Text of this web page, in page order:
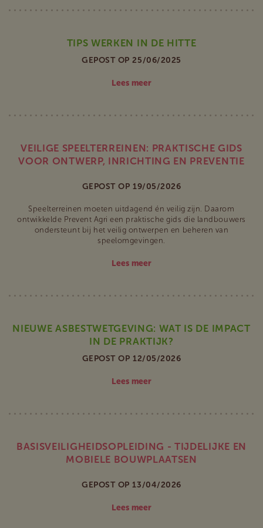
TIPS WERKEN IN DE HITTE
GEPOST OP 25/06/2025
Lees meer
VEILIGE SPEELTERREINEN: PRAKTISCHE GIDS
VOOR ONTWERP, INRICHTING EN PREVENTIE
GEPOST OP 19/05/2026
Speelterreinen moeten uitdagend én veilig zijn. Daarom
ontwikkelde Prevent Agri een praktische gids die landbouwers
ondersteunt bij het veilig ontwerpen en beheren van
speelomgevingen.
Lees meer
NIEUWE ASBESTWETGEVING: WAT IS DE IMPACT
IN DE PRAKTIJK?
GEPOST OP 12/05/2026
Lees meer
BASISVEILIGHEIDSOPLEIDING - TIJDELIJKE EN
MOBIELE BOUWPLAATSEN
GEPOST OP 13/04/2026
Lees meer